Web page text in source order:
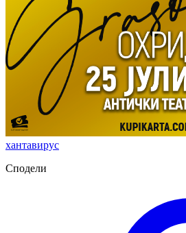
хантавирус
Сподели